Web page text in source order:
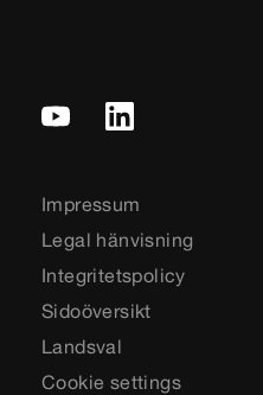
Impressum
Legal hänvisning
Integritetspolicy
Sidoöversikt
Landsval
Cookie settings